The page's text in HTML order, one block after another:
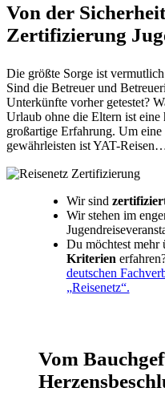
Von der
Zertifizierung
Die größte Sorge ist
Sind die Betreuer und
Unterkünfte vorher getestet?
Urlaub ohne die Eltern ist eine
großartige Erfahrung. Um eine
gewährleisten ist YAT-
Wir sind
Wir stehen im
Du möchtest mehr
Kriterien
deutschen
„Reisenetz“.
Vom